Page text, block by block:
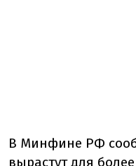
В Минфине РФ
вырастут для